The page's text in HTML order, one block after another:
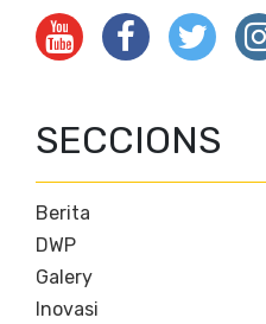
SECCIONS
Berita
DWP
Galery
Inovasi